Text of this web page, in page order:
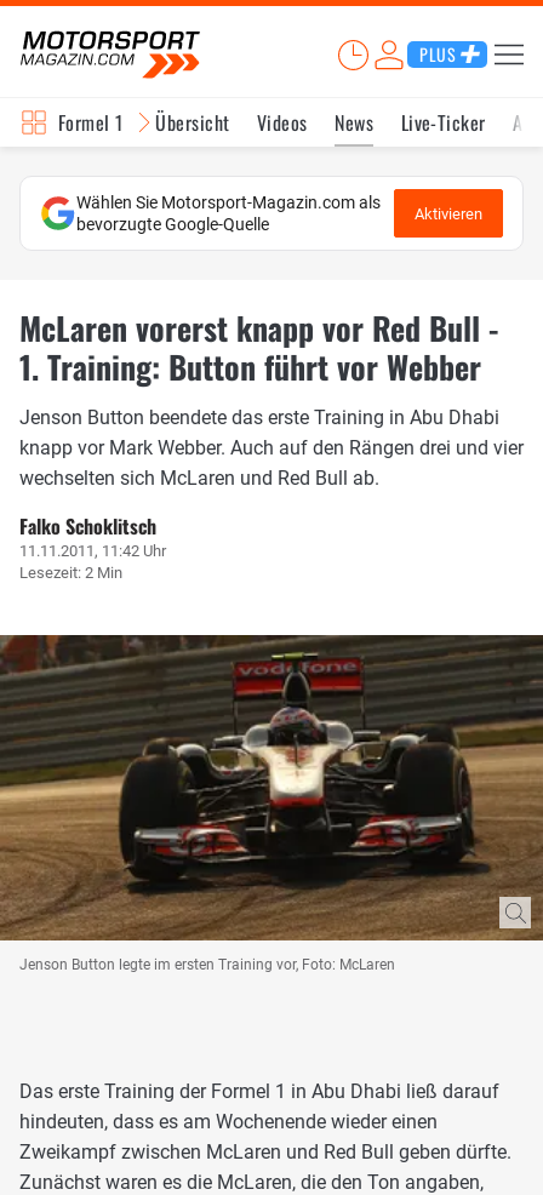
PLUS
Formel 1 Übersicht Videos News Live-Ticker
Wählen Sie Motorsport-Magazin.com als
bevorzugte Google-Quelle
Aktivieren
McLaren vorerst knapp vor Red Bull -
1. Training: Button führt vor Webber
Jenson Button beendete das erste Training in Abu Dhabi
knapp vor Mark Webber. Auch auf den Rängen drei und vier
wechselten sich McLaren und Red Bull ab.
Falko Schoklitsch
11.11.2011, 11:42 Uhr
Lesezeit: 2 Min
Jenson Button legte im ersten Training vor, Foto: McLaren
Das erste Training der Formel 1 in Abu Dhabi ließ darauf
hindeuten, dass es am Wochenende wieder einen
Zweikampf zwischen McLaren und Red Bull geben dürfte.
Zunächst waren es die McLaren, die den Ton angaben,